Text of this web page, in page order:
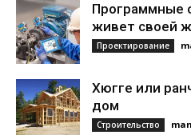
Программные
живет своей
Проектирование
Хюгге или
дом
Строительство